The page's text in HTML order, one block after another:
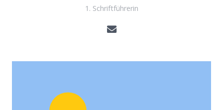
1. Schriftführerin